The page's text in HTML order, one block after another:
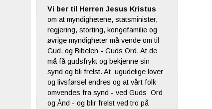
Vi ber til Herren Jesus Kristus
om at myndighetene, statsminister,
regjering, storting, kongefamilie og
øvrige myndigheter må vende om til
Gud, og Bibelen - Guds Ord. At de
må få gudsfrykt og bekjenne sin
synd og bli frelst. At ugudelige lover
og livsførsel endres og at vårt folk
omvendes fra synd - ved Guds Ord
og Ånd - og blir frelst ved tro på